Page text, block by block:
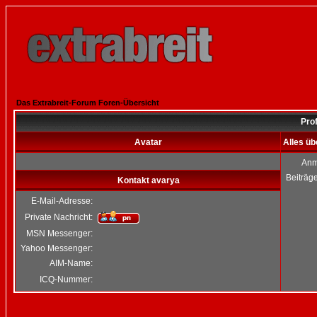
Das Extrabreit-Forum Foren-Übersicht
Avatar Alles
Kontakt avarya
E-Mail-Adresse:
Private Nachricht:
MSN Messenger:
Yahoo Messenger:
AIM-Name:
ICQ-Nummer: